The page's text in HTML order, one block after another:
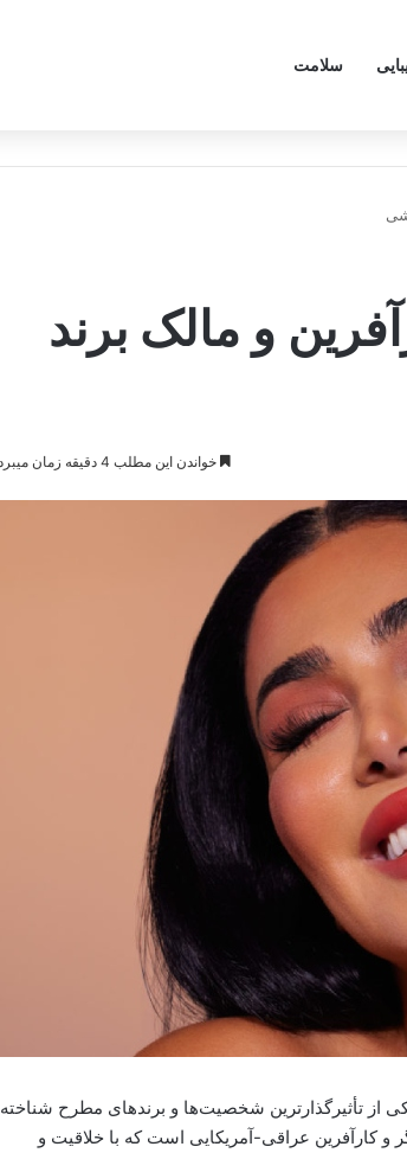
سلامت
و مالک برند
خواندن این مطلب 4 دقیقه زمان میبرد
از تأثیرگذارترین شخصیت‌ها و برندهای مطرح شناخته
و کارآفرین عراقی-آمریکایی است که با خلاقیت و